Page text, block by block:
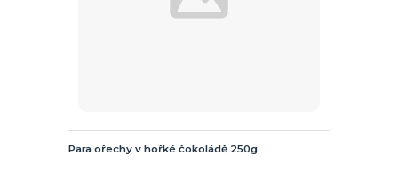
Para ořechy v hořké čokoládě 250g